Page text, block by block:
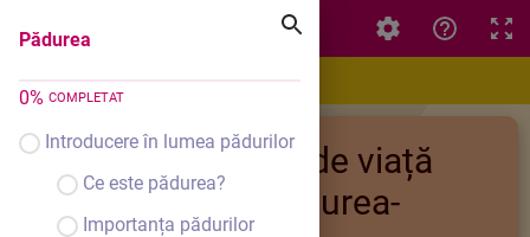
Pădurea
0% COMPLETAT
Introducere în lumea pădurilor
Ce este pădurea?
Importanța pădurilor
Pădurea
Medii de viață
-Pădurea-